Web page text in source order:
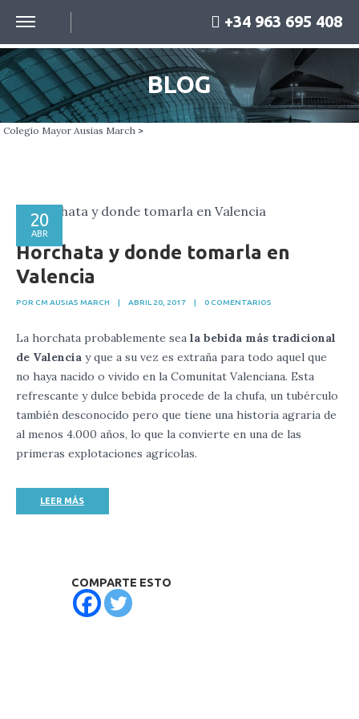
+34 963 695 408
BLOG
Colegio Mayor Ausias March >
20
ABR
Horchata y donde tomarla en
Valencia
POR CM AUSIAS MARCH | ABRIL 20, 2017 | 0 COMENTARIOS
La horchata probablemente sea la bebida más tradicional
de Valencia y que a su vez es extraña para todo aquel que
no haya nacido o vivido en la Comunitat Valenciana. Esta
refrescante y dulce bebida procede de la chufa, un tubérculo
también desconocido pero que tiene una historia agraria de
al menos 4.000 años, lo que la convierte en una de las
primeras explotaciones agrícolas.
LEER MÁS
COMPARTE ESTO